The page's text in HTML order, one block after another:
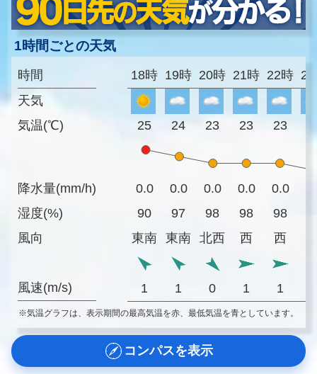
1時間ごとの天気
時間
天気
気温(℃)
降水量(mm/h)
湿度(%)
風向
風速(m/s)
18時 19時 20時 21時 22時
25 24 23 23 23
0.0 0.0 0.0 0.0 0.0
90
97 98 98 98
東南
東南 北西 西 西
1 1 0 1 1
※気温グラフは、表示期間の最高気温を赤、最低気温を青としています。
コンパスを表示